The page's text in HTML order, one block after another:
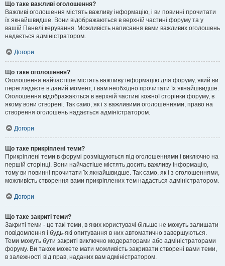
Що таке важливі оголошення?
Важливі оголошення містять важливу інформацію, і ви повинні прочитати
їх якнайшвидше. Вони відображаються в верхній частині форуму та у
вашій Панелі керування. Можливість написання вами важливих оголошень
надається адміністратором.
Догори
Що таке оголошення?
Оголошення найчастіше містять важливу інформацію для форуму, який ви
переглядаєте в даний момент, і вам необхідно прочитати їх якнайшвидше.
Оголошення відображаються в верхній частині кожної сторінки форуму, в
якому вони створені. Так само, як і з важливими оголошеннями, право на
створення оголошень надається адміністратором.
Догори
Що таке прикріплені теми?
Прикріплені теми в форумі розміщуються під оголошеннями і виключно на
першій сторінці. Вони найчастіше містять досить важливу інформацію,
тому ви повинні прочитати їх якнайшвидше. Так само, як і з оголошеннями,
можливість створення вами прикріплених тем надається адміністратором.
Догори
Що таке закриті теми?
Закриті теми - це такі теми, в яких користувачі більше не можуть залишати
повідомлення і будь-які опитування в них автоматично завершуються.
Теми можуть бути закриті виключно модераторами або адміністраторами
форуму. Ви також можете мати можливість закривати створені вами теми,
в залежності від прав, наданих вам адміністратором.